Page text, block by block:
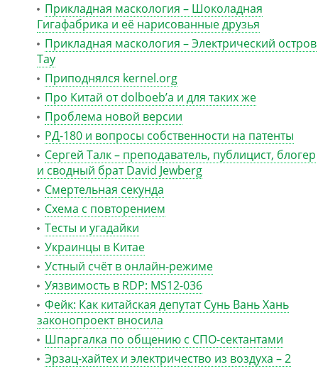
Прикладная маскология – Шоколадная
Гигафабрика и её нарисованные друзья
Прикладная маскология – Электрический остров
Тау
Приподнялся kernel.org
Про Китай от dolboeb’а и для таких же
Проблема новой версии
РД-180 и вопросы собственности на патенты
Сергей Талк – преподаватель, публицист, блогер
и сводный брат David Jewberg
Смертельная секунда
Схема с повторением
Тесты и угадайки
Украинцы в Китае
Устный счёт в онлайн-режиме
Уязвимость в RDP: MS12-036
Фейк: Как китайская депутат Сунь Вань Хань
законопроект вносила
Шпаргалка по общению с СПО-сектантами
Эрзац-хайтех и электричество из воздуха – 2